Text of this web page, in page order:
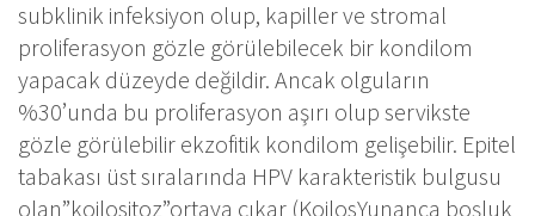
subklinik infeksiyon olup, kapiller ve stromal
proliferasyon gözle görülebilecek bir kondilom
yapacak düzeyde değildir. Ancak olguların
%30’unda bu proliferasyon aşırı olup servikste
gözle görülebilir ekzofitik kondilom gelişebilir. Epitel
tabakası üst sıralarında HPV karakteristik bulgusu
olan”koilositoz”ortaya çıkar (KoilosYunanca boşluk